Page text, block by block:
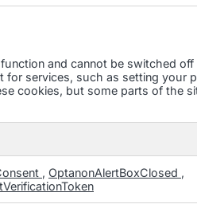
and cannot be switched
services, such as setting
cookies, but some parts of the
, OptanonAlertBoxClosed ,